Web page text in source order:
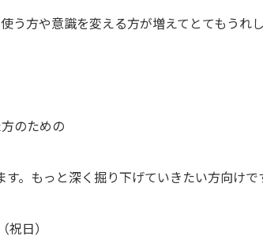
う方や意識を変える方が増えてとてもうれし
のための
す。もっと深く掘り下げていきたい方向けで
日）